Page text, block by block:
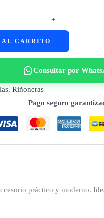
+
AL CARRITO
Consultar por
, Riñoneras
Pago seguro
práctico y moderno.